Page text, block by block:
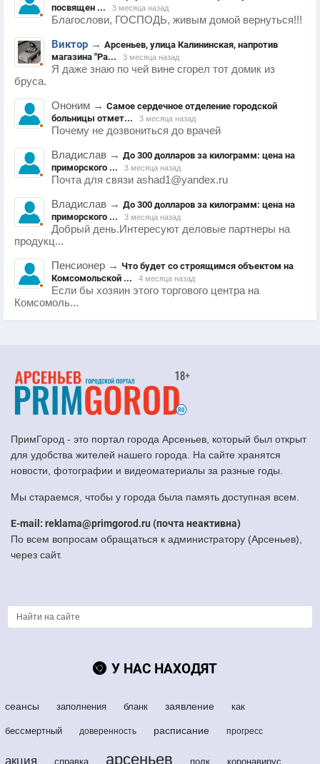
посвящен ...
3 месяца назад
Благослови, ГОСПОДЬ, живым домой вернуться!!!
Виктор → Арсеньев, улица Калининская, напротив
магазина "Ра...
3 месяца назад
Я даже знаю по чей вине сгорел тот домик из
бруса.
Ононим → Самое сердечное отделение городской
больницы отмет...
3 месяца назад
Почему не дозвониться до врачей
Владислав → До 300 долларов за килограмм: цена на
приморского ...
3 месяца назад
Почта для связи ashad1@yandex.ru
Владислав → До 300 долларов за килограмм: цена на
приморского ...
3 месяца назад
Добрый день.Интересуют деловые партнеры на
продукц...
Пенсионер → Что будет со строящимся объектом на
Комсомольской ...
4 месяца назад
Если бы хозяин этого торгового центра на
Комсомоль...
ПримГород - это портал города Арсеньев, который был открыт
для удобства жителей нашего города. На сайте хранятся
новости, фотографии и видеоматериалы за разные годы.
Мы стараемся, чтобы у города была память доступная всем.
E-mail: reklama@primgorod.ru (почта неактивна)
По всем вопросам обращаться к администратору (Арсеньев),
через сайт.
У НАС НАХОДЯТ
сеансы заполнения бланк заявление как
бессмертный доверенность расписание прогресс
акция справка арсеньев полк коронавирус